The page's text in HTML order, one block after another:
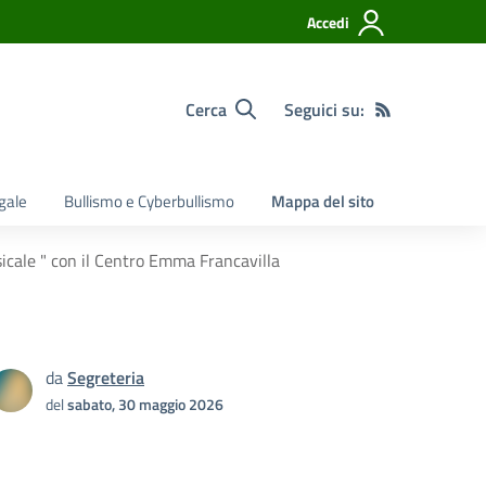
Accedi
Cerca Seguici su:
Bullismo e Cyberbullismo Mappa del sito
" con il Centro Emma Francavilla
daSegreteria
delsabato, 30 maggio 2026